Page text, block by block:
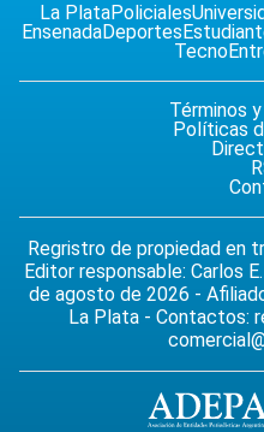
La PlataPoliciales
EnsenadaDeportes
Tecno
Términos
Políticas
Regristro de propiedad en
Editor responsable: Carlos
de agosto de 2026 -
La Plata - Contactos: